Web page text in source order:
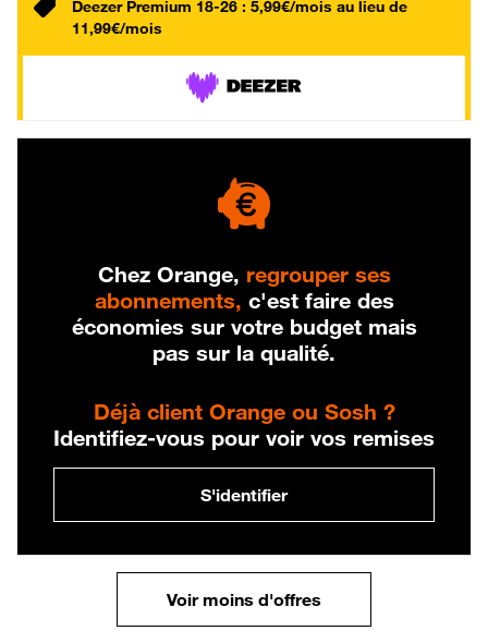
Deezer Premium 18-26 : 5,99€/mois au lieu de
11,99€/mois
Chez Orange, regrouper ses
abonnements, c'est faire des
économies sur votre budget mais
pas sur la qualité.
Déjà client Orange ou Sosh ?
Identifiez-vous pour voir vos remises
S'identifier
Voir moins d'offres